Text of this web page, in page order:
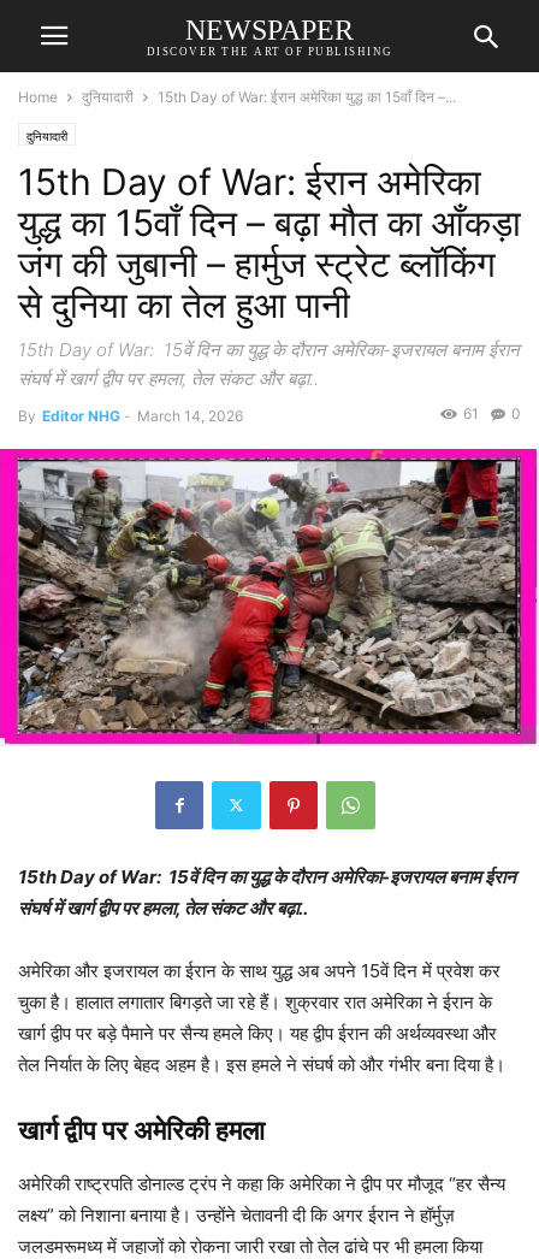
NEWSPAPER
DISCOVER THE ART OF PUBLISHING
Home दुनियादारी 15th Day of War: ईरान अमेरिका युद्ध का 15वाँ दिन –...
दुनियादारी
15th Day of War: ईरान अमेरिका
युद्ध का 15वाँ दिन – बढ़ा मौत का आँकड़ा
जंग की जुबानी – हार्मुज स्ट्रेट ब्लॉकिंग
से दुनिया का तेल हुआ पानी
15th Day of War: 15वें दिन का युद्ध के दौरान अमेरिका-इजरायल बनाम ईरान
संघर्ष में खार्ग द्वीप पर हमला, तेल संकट और बढ़ा..
By Editor NHG - March 14, 2026 0
61
15th Day of War: 15वें दिन का युद्ध के दौरान अमेरिका-इजरायल बनाम ईरान
संघर्ष में खार्ग द्वीप पर हमला, तेल संकट और बढ़ा..
अमेरिका और इजरायल का ईरान के साथ युद्ध अब अपने 15वें दिन में प्रवेश कर
चुका है। हालात लगातार बिगड़ते जा रहे हैं। शुक्रवार रात अमेरिका ने ईरान के
खार्ग द्वीप पर बड़े पैमाने पर सैन्य हमले किए। यह द्वीप ईरान की अर्थव्यवस्था और
तेल निर्यात के लिए बेहद अहम है। इस हमले ने संघर्ष को और गंभीर बना दिया है।
खार्ग द्वीप पर अमेरिकी हमला
अमेरिकी राष्ट्रपति डोनाल्ड ट्रंप ने कहा कि अमेरिका ने द्वीप पर मौजूद “हर सैन्य
लक्ष्य” को निशाना बनाया है। उन्होंने चेतावनी दी कि अगर ईरान ने हॉर्मुज़
जलडमरूमध्य में जहाजों को रोकना जारी रखा तो तेल ढांचे पर भी हमला किया